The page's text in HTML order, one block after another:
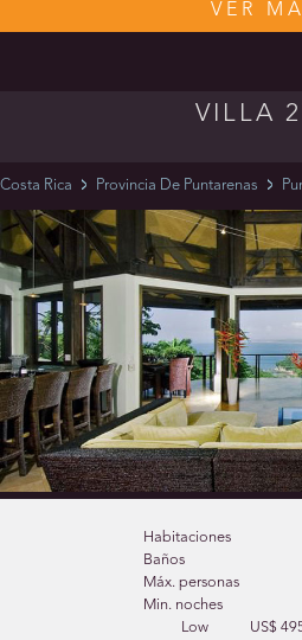
VER
VILLA
Costa Rica Provincia De Puntarenas
Habitaciones
Baños
Máx. personas
Min. noches
Low
US$